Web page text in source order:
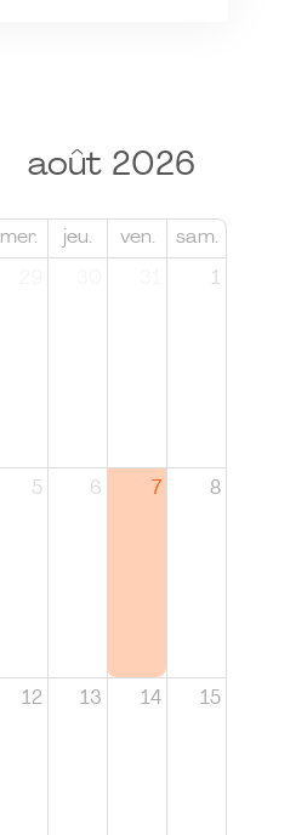
août 2026
mer. jeu. ven. sam.
1
5 6 7 8
12 13 14 15